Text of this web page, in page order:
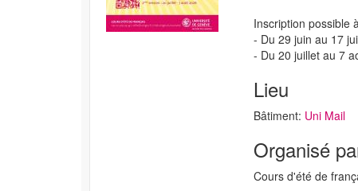
Inscription possible
- Du 29 juin au 17
- Du 20 juillet au 7
Lieu
Bâtiment: Uni Mail
Organisé
Cours d'été de